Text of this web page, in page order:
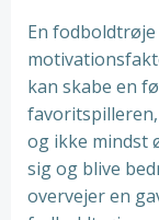
En
kan skabe en
og ikke mindst
sig og blive
overvejer en